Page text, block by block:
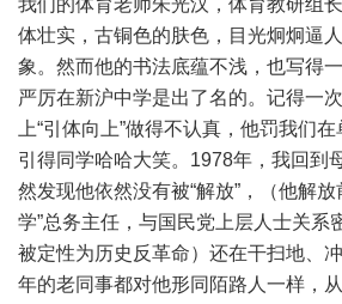
我们的体育老师朱光汉，体育教研组
体壮实，古铜色的肤色，目光炯炯逼
象。然而他的书法底蕴不浅，也写得
严厉在新沪中学是出了名的。记得一
上“引体向上”做得不认真，他罚我们
引得同学哈哈大笑。1978年，我回到
然发现他依然没有被“解放”，（他解放
学”总务主任，与国民党上层人士关系
被定性为历史反革命）还在干扫地、
年的老同事都对他形同陌路人一样，